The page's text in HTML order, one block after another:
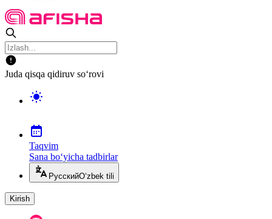
Juda qisqa qidiruv so‘rovi
Taqvim
Sana bo‘yicha tadbirlar
РусскийO‘zbek tili
Kirish